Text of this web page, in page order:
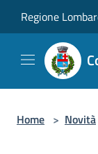
Regione
Home > Novità